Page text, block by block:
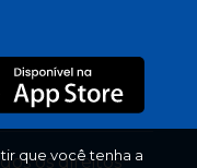
os direitos
que você tenha a